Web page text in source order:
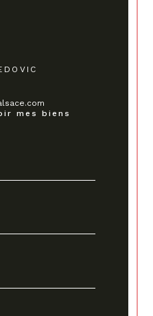
mes biens